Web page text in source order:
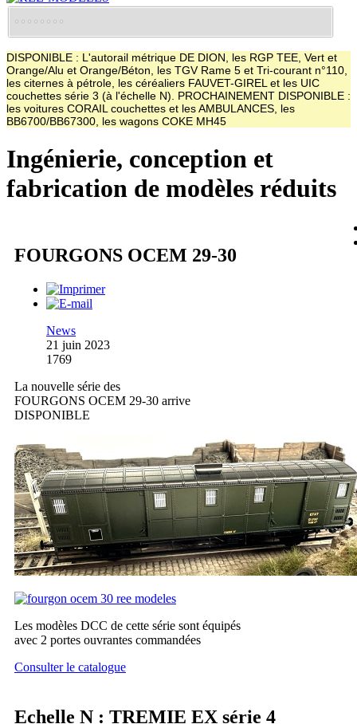
DISPONIBLE : L'autorail métrique DE DION, les RGP TEE, Vert et
Orange/Alu et Orange/Béton, les TGV Rame 5 et Tri-courant n°110,
les citernes à pétrole, les céréaliers FAUVET-GIREL et les UIC
couchettes série 3 (à l'échelle N). PROCHAINEMENT DISPONIBLE :
les voitures CORAIL couchettes et les AMBULANCES, les
BB6700/BB67300, les wagons COKE MH45
Ingénierie, conception et
fabrication de modèles réduits
FOURGONS OCEM 29-30
News
21 juin 2023
1769
La nouvelle série des
FOURGONS OCEM 29-30 arrive
DISPONIBLE
Les modèles DCC de cette série sont équipés
avec 2 portes ouvrantes commandées
Consulter le catalogue
Echelle N : TREMIE EX série 4